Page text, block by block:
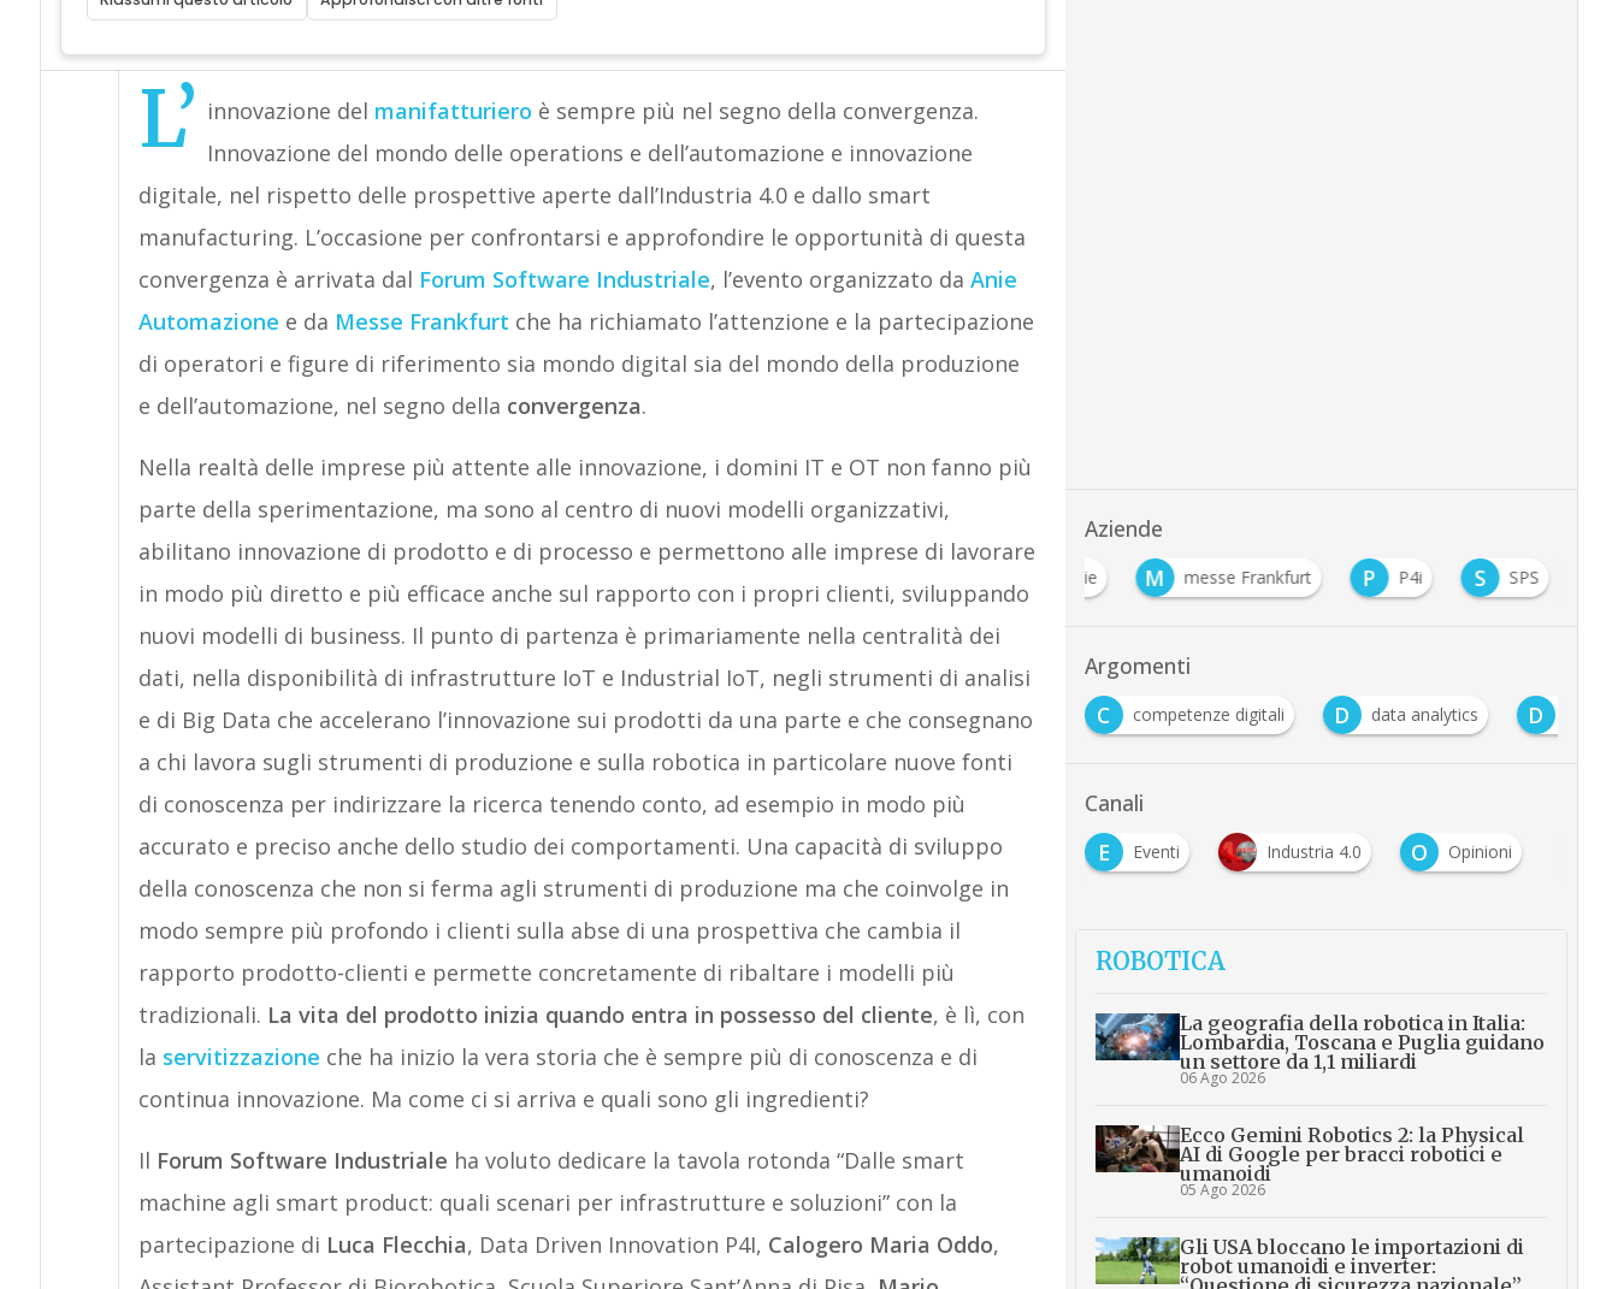
L’ innovazione del manifatturiero è sempre più nel segno della convergenza.
Innovazione del mondo delle operations e dell’automazione e innovazione
digitale, nel rispetto delle prospettive aperte dall’Industria 4.0 e dallo smart
manufacturing. L’occasione per confrontarsi e approfondire le opportunità di questa
convergenza è arrivata dal Forum Software Industriale, l’evento organizzato da Anie
Automazione e da Messe Frankfurt che ha richiamato l’attenzione e la partecipazione
di operatori e figure di riferimento sia mondo digital sia del mondo della produzione
e dell’automazione, nel segno della convergenza.
Nella realtà delle imprese più attente alle innovazione, i domini IT e OT non fanno più
parte della sperimentazione, ma sono al centro di nuovi modelli organizzativi,
abilitano innovazione di prodotto e di processo e permettono alle imprese di lavorare
in modo più diretto e più efficace anche sul rapporto con i propri clienti, sviluppando
nuovi modelli di business. Il punto di partenza è primariamente nella centralità dei
dati, nella disponibilità di infrastrutture IoT e Industrial IoT, negli strumenti di analisi
e di Big Data che accelerano l’innovazione sui prodotti da una parte e che consegnano
a chi lavora sugli strumenti di produzione e sulla robotica in particolare nuove fonti
di conoscenza per indirizzare la ricerca tenendo conto, ad esempio in modo più
accurato e preciso anche dello studio dei comportamenti. Una capacità di sviluppo
della conoscenza che non si ferma agli strumenti di produzione ma che coinvolge in
modo sempre più profondo i clienti sulla abse di una prospettiva che cambia il
rapporto prodotto-clienti e permette concretamente di ribaltare i modelli più
tradizionali. La vita del prodotto inizia quando entra in possesso del cliente, è lì, con
la servitizzazione che ha inizio la vera storia che è sempre più di conoscenza e di
continua innovazione. Ma come ci si arriva e quali sono gli ingredienti?
Il Forum Software Industriale ha voluto dedicare la tavola rotonda “Dalle smart
machine agli smart product: quali scenari per infrastrutture e soluzioni” con la
partecipazione di Luca Flecchia, Data Driven Innovation P4I, Calogero Maria Oddo,
Aziende
anie M messe Frankfurt P P4i S SPS
Argomenti
B
big data C competenze digitali D data analytics D
Canali
E
Eventi Industria 4.0 O Opinioni
ROBOTICA
La geografia della robotica in Italia:
Lombardia, Toscana e Puglia guidano
un settore da 1,1 miliardi
06 Ago 2026
Ecco Gemini Robotics 2: la Physical
AI di Google per bracci robotici e
umanoidi
05 Ago 2026
Gli USA bloccano le importazioni di
robot umanoidi e inverter: